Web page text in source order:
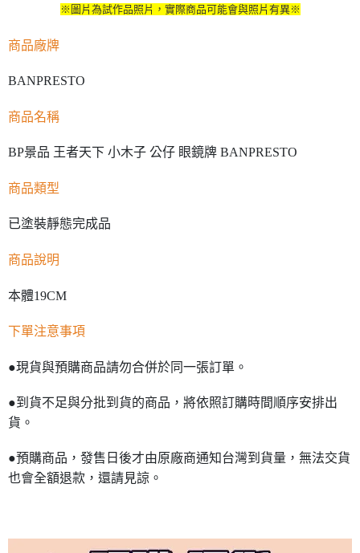
※圖片為試作品照片，實際商品可能會與照片有異※
商品廠牌
BANPRESTO
商品名稱
BP景品 王者天下 小木子 公仔 眼鏡牌 BANPRESTO
商品類型
已塗裝靜態完成品
商品說明
本體19CM
下單注意事項
●現貨與預購商品請勿合併於同一張訂單。
●到貨不足與分批到貨的商品，將依照訂購時間順序安排出
貨。
●預購商品，發售日後才由原廠商通知台灣到貨量，無法交貨
也會全額退款，還請見諒。